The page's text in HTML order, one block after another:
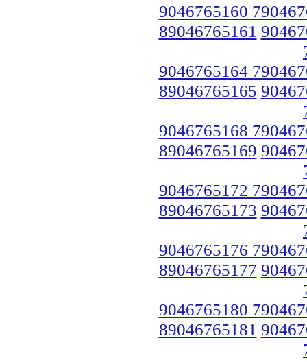
9046765160
89046765161
9046765164
89046765165
9046765168
89046765169
9046765172
89046765173
9046765176
89046765177
9046765180
89046765181